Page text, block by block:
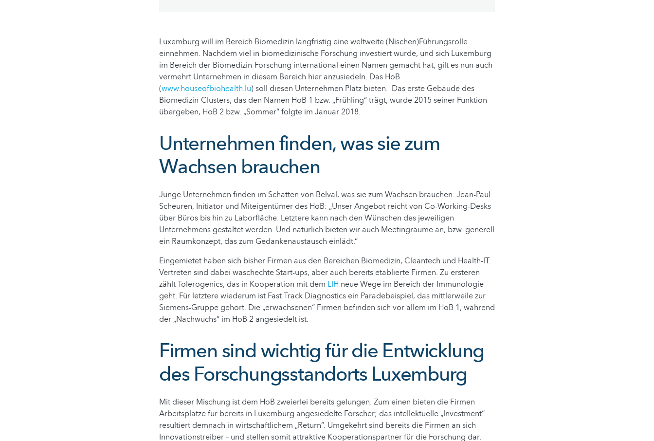
Luxemburg will im Bereich Biomedizin langfristig eine weltweite (Nischen)Führungsrolle
einnehmen. Nachdem viel in biomedizinische Forschung investiert wurde, und sich Luxemburg
im Bereich der Biomedizin-Forschung international einen Namen gemacht hat, gilt es nun auch
vermehrt Unternehmen in diesem Bereich hier anzusiedeln. Das HoB
(www.houseofbiohealth.lu) soll diesen Unternehmen Platz bieten. Das erste Gebäude des
Biomedizin-Clusters, das den Namen HoB 1 bzw. „Frühling“ trägt, wurde 2015 seiner Funktion
übergeben, HoB 2 bzw. „Sommer“ folgte im Januar 2018.
Unternehmen finden, was sie zum
Wachsen brauchen
Junge Unternehmen finden im Schatten von Belval, was sie zum Wachsen brauchen. Jean-Paul
Scheuren, Initiator und Miteigentümer des HoB: „Unser Angebot reicht von Co-Working-Desks
über Büros bis hin zu Laborfläche. Letztere kann nach den Wünschen des jeweiligen
Unternehmens gestaltet werden. Und natürlich bieten wir auch Meetingräume an, bzw. generell
ein Raumkonzept, das zum Gedankenaustausch einlädt.“
Eingemietet haben sich bisher Firmen aus den Bereichen Biomedizin, Cleantech und Health-IT.
Vertreten sind dabei waschechte Start-ups, aber auch bereits etablierte Firmen. Zu ersteren
zählt Tolerogenics, das in Kooperation mit dem LIH neue Wege im Bereich der Immunologie
geht. Für letztere wiederum ist Fast Track Diagnostics ein Paradebeispiel, das mittlerweile zur
Siemens-Gruppe gehört. Die „erwachsenen“ Firmen befinden sich vor allem im HoB 1, während
der „Nachwuchs“ im HoB 2 angesiedelt ist.
Firmen sind wichtig für die Entwicklung
des Forschungsstandorts Luxemburg
Mit dieser Mischung ist dem HoB zweierlei bereits gelungen. Zum einen bieten die Firmen
Arbeitsplätze für bereits in Luxemburg angesiedelte Forscher; das intellektuelle „Investment“
resultiert demnach in wirtschaftlichem „Return“. Umgekehrt sind bereits die Firmen an sich
Innovationstreiber – und stellen somit attraktive Kooperationspartner für die Forschung dar.